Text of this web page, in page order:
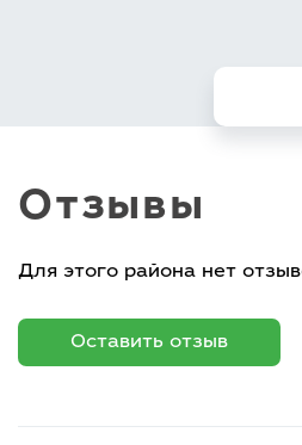
Отзывы
Для этого района нет
Оставить отзыв